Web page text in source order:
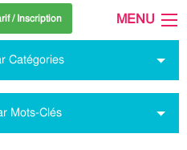
/ Inscription MENU
Catégories
Mots-Clés